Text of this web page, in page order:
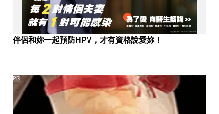
伴侶和妳一起預防HPV，才有資格說愛妳！
PR